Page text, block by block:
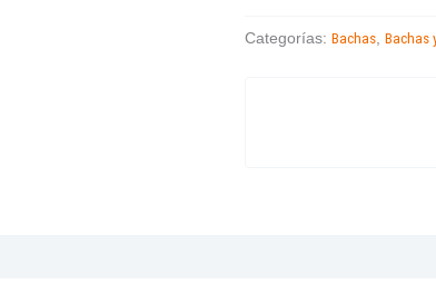
Categorías:Bachas ,Bachas